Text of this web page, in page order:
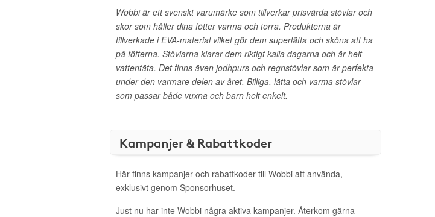
Wobbi är ett svenskt varumärke som tillverkar prisvärda stövlar och
skor som håller dina fötter varma och torra. Produkterna är
tillverkade i EVA-material vilket gör dem superlätta och sköna att ha
på fötterna. Stövlarna klarar dem riktigt kalla dagarna och är helt
vattentäta. Det finns även jodhpurs och regnstövlar som är perfekta
under den varmare delen av året. Billiga, lätta och varma stövlar
som passar både vuxna och barn helt enkelt.
Kampanjer & Rabattkoder
Här finns kampanjer och rabattkoder till Wobbi att använda,
exklusivt genom Sponsorhuset.
Just nu har inte Wobbi några aktiva kampanjer. Återkom gärna